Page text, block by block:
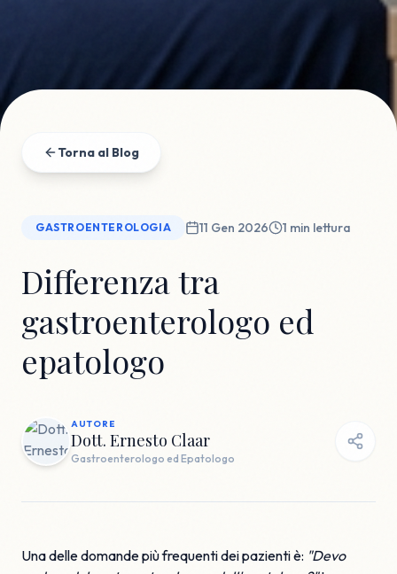
Torna al Blog
GASTROENTEROLOGIA 11 Gen 2026 1 min lettura
Differenza tra
gastroenterologo ed
epatologo
AUTORE
Dott. Ernesto Claar
Gastroenterologo ed Epatologo
Una delle domande più frequenti dei pazienti è: "Devo